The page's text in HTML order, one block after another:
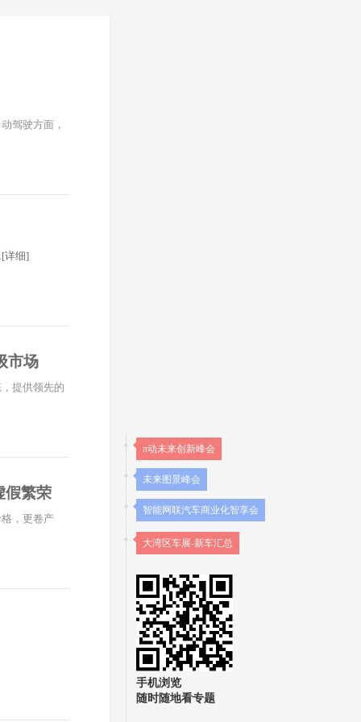
π动未来创新峰会
未来图景峰会
智能网联汽车商业化智享会
大湾区车展-新车汇总
手机浏览
随时随地看专题
驾驶方面，
[详细]
市场
提供领先的
假繁荣
，更卷产